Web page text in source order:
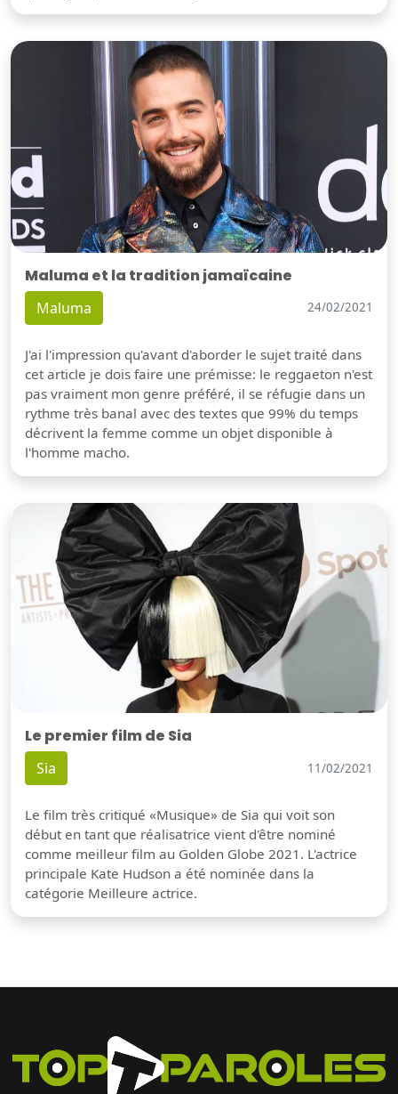
Maluma et la tradition jamaïcaine
Maluma 24/02/2021
J'ai l'impression qu'avant d'aborder le sujet traité dans
cet article je dois faire une prémisse: le reggaeton n'est
pas vraiment mon genre préféré, il se réfugie dans un
rythme très banal avec des textes que 99% du temps
décrivent la femme comme un objet disponible à
l'homme macho.
Le premier film de Sia
Sia 11/02/2021
Le film très critiqué «Musique» de Sia qui voit son
début en tant que réalisatrice vient d'être nominé
comme meilleur film au Golden Globe 2021. L'actrice
principale Kate Hudson a été nominée dans la
catégorie Meilleure actrice.